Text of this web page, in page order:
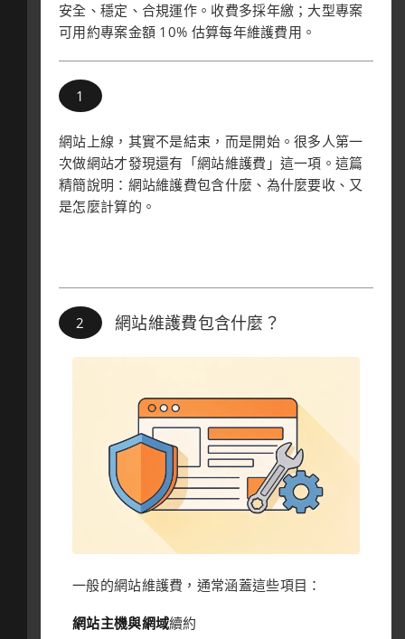
安全、穩定、合規運作。收費多採年繳；大型專案
可用約專案金額 10% 估算每年維護費用。
網站上線，其實不是結束，而是開始。很多人第一
次做網站才發現還有「網站維護費」這一項。這篇
精簡說明：網站維護費包含什麼、為什麼要收、又
是怎麼計算的。
網站維護費包含什麼？
一般的網站維護費，通常涵蓋這些項目：
網站主機與網域續約